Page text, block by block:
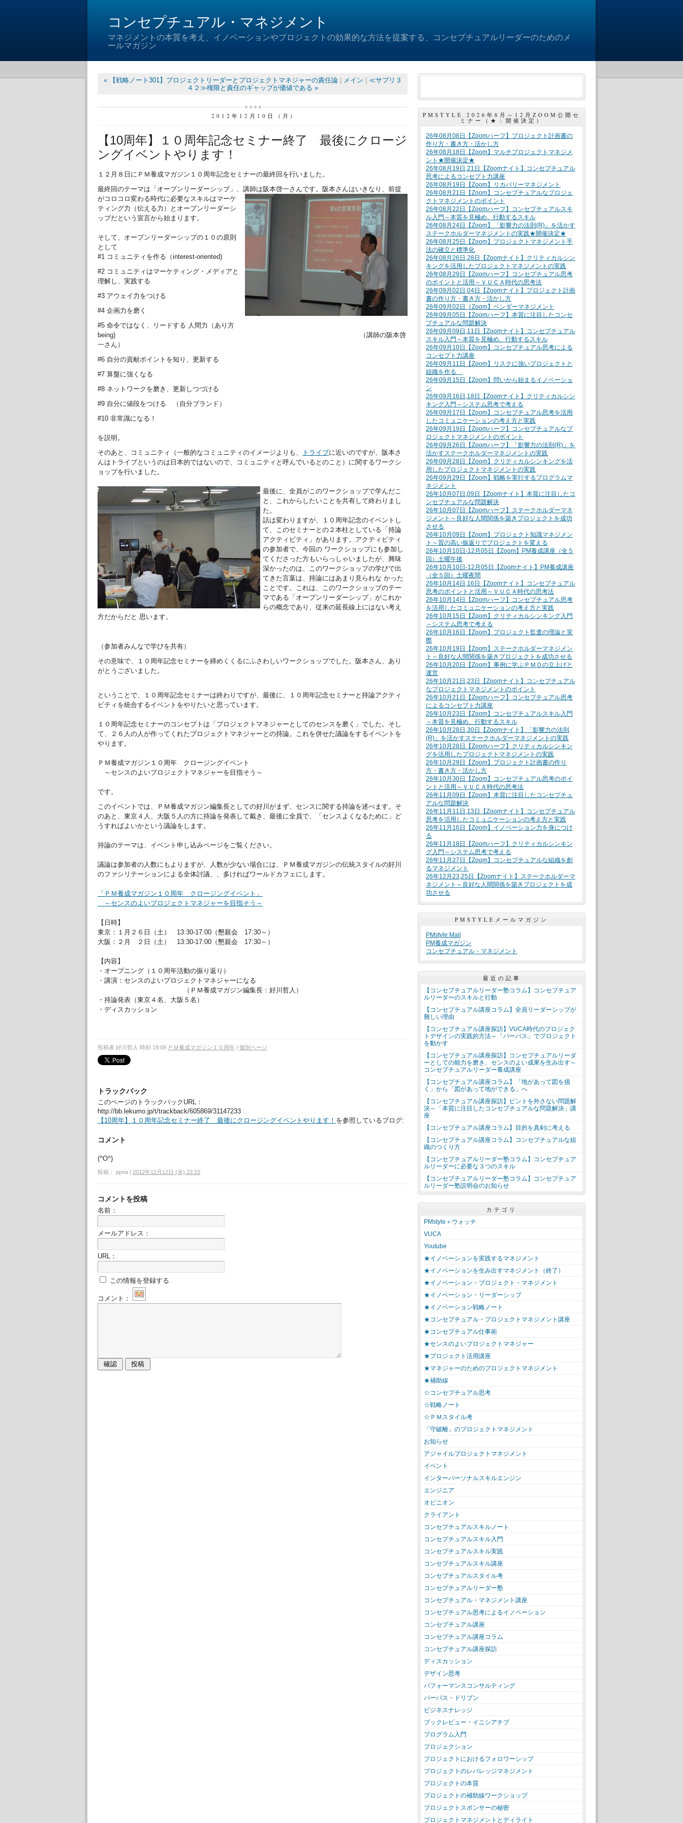
コンセプチュアル・マネジメント
マネジメントの本質を考え、イノベーションやプロジェクトの効果的な方法を提案する、コンセプチュアルリーダーのためのメ
ールマガジン
« 【戦略ノート301】プロジェクトリーダーとプロジェクトマネジャーの責任論| メイン
≪サプリ３
４２≫権限と責任のギャップが価値である »
2012年12月10日 (月)
【10周年】１０周年記念セミナー終了 最後にクロージ
ングイベントやります！
１２月８日にＰＭ養成マガジン１０周年記念セミナーの最終回を行いました。
最終回のテーマは「オープンリーダーシップ」、講師は阪本啓一さんです。阪本さんはいき なり、前提
がコロコロ変わる時代に必要なスキルはマーケ
ティング力（伝える力）とオープンリーダーシ
ップだという宣言から始まります。
そして、オープンリーダーシップの１０の原則
として
#1 コミュニティを作る（interest-oriented)
#2 コミュニティはマーケティング・メディアと
理解し、実践する
#3 アウェイ力をつける
#4 企画力を磨く
#5 命令ではなく、リードする 人間力（あり方
being) （講師の阪本啓
一さん）
#6 自分の貢献ポイントを知り、更新する
#7 算盤に強くなる
#8 ネットワークを磨き、更新しつづける
#9 自分に値段をつける （自分ブランド）
#10 非常識になる！
を説明。
そのあと、コミュニティ（一般的なコミュニティのイメージよりも、
トライブに近いのですが、阪本さ
んはトライブというのは日本的ではないので、コミュニティと呼んでいるとのこと）に関するワークシ
ョップを行いました。
最後に、全員がこのワークショップで学んだこ
と、これからしたいことを共有して終わりまし
た。
話は変わりますが、１０周年記念のイベントし
て、このセミナーとの２本柱としている「持論
アクティビティ」があります。アクティビティ
の参加者で、今回の ワークショップにも参加し
てくださった方もいらっしゃいましたが、興味
深かったのは、このワークショップの学びで出
てきた言葉は、持論にはあまり見られな かった
ことです。これは、このワークショップのテー
マである「オープンリーダーシップ」がこれか
らの概念であり、従来の延長線上にはない考え
方だからだと 思います。
（参加者みんなで学びを共有）
その意味で、１０周年記念セミナーを締めくくるにふさわしいワークショップでした。阪本さん、あり
がとうございました。
ということで、１０周年記念セミナーは終わりですが、最後に、１０周年記念セミナーと持論アクティ
ビティを統合するイベントをやりたいと思っています。
１０周年記念セミナーのコンセプトは「プロジェクトマネジャーとしてのセンスを磨く」でした。そし
て、２６人の人が作ってくれたプロジェクトマネジャーとの持論。これを併せた議論をするイベントを
やります。
ＰＭ養成マガジン１０周年 クロージングイベント
～センスのよいプロジェクトマネジャーを目指そう～
です。
このイベントでは、ＰＭ養成マガジン編集長としての好川がまず、センスに関する持論を述べます。そ
のあと、東京４人、大阪５人の方に持論を発表して戴き、最後に全員で、「センスよくなるために」ど
うすればよいかという議論をします。
持論のテーマは、イベント申し込みページをご覧ください。
議論は参加者の人数にもよりますが、人数が少ない場合には、ＰＭ養成マガジンの伝統スタイルの好川
のファシリテーションによる全体討議、、多ければワールドカフェにします。
「ＰＭ養成マガジン１０周年 クロージングイベント」
～センスのよいプロジェクトマネジャーを目指そう～
【日時】
東京：１月２６日（土） 13:30-17:00（懇親会 17:30～）
大阪：２月 ２日（土） 13:30-17:00（懇親会 17:30～）
【内容】
・オープニング（１０周年活動の振り返り）
・講演：センスのよいプロジェクトマネジャーになる
（ＰＭ養成マガジン編集長：好川哲人）
・持論発表（東京４名、大阪５名）
・ディスカッション
投稿者 好川哲人 時刻 19:09 ＰＭ養成マガジン１０周年 | 個別ページ
トラックバック
このページのトラックバックURL：
http://bb.lekumo.jp/t/trackback/605869/31147233
【10周年】１０周年記念セミナー終了 最後にクロージングイベントやります！ を参照しているブログ:
コメント
(^O^)
投稿： ppna | 2012年12月12日 (水) 22:15
コメントを投稿
名前：
メールアドレス：
URL：
この情報を登録する
コメント：
PMSTYLE 2026年8月～12月ZOOM公開セ
ミナー（★：開催決定）
26年08月08日【Zoomハーフ】プロジェクト計画書の
作り方・書き方・活かし方
26年08月18日【Zoom】マルチプロジェクトマネジメ
ント★開催決定★
26年08月19日,21日【Zoomナイト】コンセプチュアル
思考によるコンセプト力講座
26年08月19日【Zoom】リカバリーマネジメント
26年08月21日【Zoom】コンセプチュアルなプロジェ
クトマネジメントのポイント
26年08月22日【Zoomハーフ】コンセプチュアルスキ
ル入門～本質を見極め、行動するスキル
26年08月24日【Zoom】「影響力の法則(R)」を活かす
ステークホルダーマネジメントの実践★開催決定★
26年08月25日【Zoom】プロジェクトマネジメント手
法の確立と標準化
26年08月26日,28日【Zoomナイト】クリティカルシン
キングを活用したプロジェクトマネジメントの実践
26年08月29日【Zoomハーフ】コンセプチュアル思考
のポイントと活用～ＶＵＣＡ時代の思考法
26年09月02日,04日【Zoomナイト】プロジェクト計画
書の作り方・書き方・活かし方
26年09月02日｛Zoom】ベンダーマネジメント
26年09月05日【Zoomハーフ】本質に注目したコンセ
プチュアルな問題解決
26年09月09日,11日【Zoomナイト】コンセプチュアル
スキル入門～本質を見極め、行動するスキル
26年09月10日【Zoom】コンセプチュアル思考による
コンセプト力講座
26年09月11日【Zoom】リスクに強いプロジェクトと
組織を作る
26年09月15日【Zoom】問いから始まるイノベーショ
ン
26年09月16日,18日【Zoomナイト】クリティカルシン
キング入門～システム思考で考える
26年09月17日【Zoom】コンセプチュアル思考を活用
したコミュニケーションの考え方と実践
26年09月19日【Zoomハーフ】コンセプチュアルなプ
ロジェクトマネジメントのポイント
26年09月26日【Zoomハーフ】「影響力の法則(R)」を
活かすステークホルダーマネジメントの実践
26年09月28日【Zoom】クリティカルシンキングを活
用したプロジェクトマネジメントの実践
26年09月29日【Zoom】戦略を実行するプログラムマ
ネジメント
26年10月07日,09日【Zoomナイト】本質に注目したコ
ンセプチュアルな問題解決
26年10月07日【Zoomハーフ】ステークホルダーマネ
ジメント～良好な人間関係を築きプロジェクトを成功
させる
26年10月09日【Zoom】プロジェクト知識マネジメン
ト～質の高い振返りでプロジェクトを変える
26年10月10日-12月05日【Zoom】PM養成講座（全５
回）土曜午後
26年10月10日-12月05日【Zoomナイト】PM養成講座
（全５回）土曜夜間
26年10月14日,16日【Zoomナイト】コンセプチュアル
思考のポイントと活用～ＶＵＣＡ時代の思考法
26年10月14日【Zoomハーフ】コンセプチュアル思考
を活用したコミュニケーションの考え方と実践
26年10月15日【Zoom】クリティカルシンキング入門
～システム思考で考える
26年10月16日【Zoom】プロジェクト監査の理論と実
際
26年10月19日【Zoom】ステークホルダーマネジメン
ト～良好な人間関係を築きプロジェクトを成功させる
26年10月20日【Zoom】事例に学ぶＰＭＯの立上げと
運営
26年10月21日,23日【Zoomナイト】コンセプチュアル
なプロジェクトマネジメントのポイント
26年10月21日【Zoomハーフ】コンセプチュアル思考
によるコンセプト力講座
26年10月23日【Zoom】コンセプチュアルスキル入門
～本質を見極め、行動するスキル
26年10月28日,30日【Zoomナイト】「影響力の法則
(R)」を活かすステークホルダーマネジメントの実践
26年10月28日【Zoomハーフ】クリティカルシンキン
グを活用したプロジェクトマネジメントの実践
26年10月29日【Zoom】プロジェクト計画書の作り
方・書き方・活かし方
26年10月30日【Zoom】コンセプチュアル思考のポイ
ントと活用～ＶＵＣＡ時代の思考法
26年11月09日【Zoom】本質に注目したコンセプチュ
アルな問題解決
26年11月11日,13日【Zoomナイト】コンセプチュアル
思考を活用したコミュニケーションの考え方と実践
26年11月16日【Zoom】イノベーション力を身につけ
る
26年11月18日【Zoomハーフ】クリティカルシンキン
グ入門～システム思考で考える
26年11月27日【Zoom】コンセプチュアルな組織を創
るマネジメント
26年12月23,25日【Zoomナイト】ステークホルダーマ
ネジメント～良好な人間関係を築きプロジェクトを成
功させる
PMSTYLEメールマガジン
PMstyle Mail
PM養成マガジン
コンセプチュアル・マネジメント
最近の記事
【コンセプチュアルリーダー塾コラム】コンセプチュア
ルリーダーのスキルと行動
【コンセプチュアル講座コラム】全員リーダーシップが
難しい理由
【コンセプチュアル講座探訪】VUCA時代のプロジェク
トデザインの実践的方法～「パーパス」でプロジェクト
を動かす
【コンセプチュアル講座探訪】コンセプチュアルリーダ
ーとしての能力を磨き、センスのよい成果を生み出す～
コンセプチュアルリーダー養成講座
【コンセプチュアル講座コラム】「地があって図を描
く」から「図があって地ができる」へ
【コンセプチュアル講座探訪】ピントを外さない問題解
決～「本質に注目したコンセプチュアルな問題解決」講
座
【コンセプチュアル講座コラム】目的を真剣に考える
【コンセプチュアル講座コラム】コンセプチュアルな組
織のつくり方
【コンセプチュアルリーダー塾コラム】コンセプチュア
ルリーダーに必要な３つのスキル
【コンセプチュアルリーダー塾コラム】コンセプチュア
ルリーダー塾説明会のお知らせ
カテゴリ
PMstyle＋ウォッチ
VUCA
Youtube
★イノベーションを実践するマネジメント
★イノベーションを生み出すマネジメント（終了）
★イノベーション・プロジェクト・マネジメント
★イノベーション・リーダーシップ
★イノベーション戦略ノート
★コンセプチュアル・プロジェクトマネジメント講座
★コンセプチュアル仕事術
★センスのよいプロジェクトマネジャー
★プロジェクト活用講座
★マネジャーのためのプロジェクトマネジメント
★補助線
☆コンセプチュアル思考
☆戦略ノート
☆ＰＭスタイル考
「守破離」のプロジェクトマネジメント
お知らせ
アジャイルプロジェクトマネジメント
イベント
インターパーソナルスキルエンジン
エンジニア
オピニオン
クライアント
コンセプチュアルスキルノート
コンセプチュアルスキル入門
コンセプチュアルスキル実践
コンセプチュアルスキル講座
コンセプチュアルスタイル考
コンセプチュアルリーダー塾
コンセプチュアル・マネジメント講座
コンセプチュアル思考によるイノベーション
コンセプチュアル講座
コンセプチュアル講座コラム
コンセプチュアル講座探訪
ディスカッション
デザイン思考
パフォーマンスコンサルティング
パーパス・ドリブン
ビジネスナレッジ
ブックレビュー・イニシアチブ
プログラム入門
プロジェクション
プロジェクトにおけるフォロワーシップ
プロジェクトのレバレッジマネジメント
プロジェクトの本質
プロジェクトの補助線ワークショップ
プロジェクトスポンサーの秘密
プロジェクトマネジメントとディライト